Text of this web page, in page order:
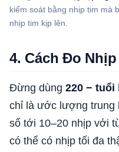
kiểm soát bằng nhịp tim mà
nhịp tim kịp lên.
4. Cách Đo
Đừng dùng 220 − tuổi
chỉ là ước lượng trung
số tới 10–20 nhịp với
có thể có nhịp tối đa